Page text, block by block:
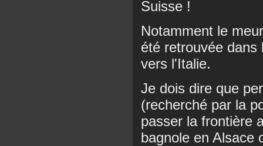
Suisse !
Notamment le
été retrouvée dans
vers l'Italie.
Je dois dire que
(recherché par la
passer la frontière
bagnole en Alsace